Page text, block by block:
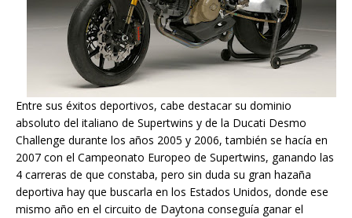
Entre sus éxitos deportivos, cabe destacar su dominio
absoluto del italiano de Supertwins y de la Ducati Desmo
Challenge durante los años 2005 y 2006, también se hacía en
2007 con el Campeonato Europeo de Supertwins, ganando las
4 carreras de que constaba, pero sin duda su gran hazaña
deportiva hay que buscarla en los Estados Unidos, donde ese
mismo año en el circuito de Daytona conseguía ganar el